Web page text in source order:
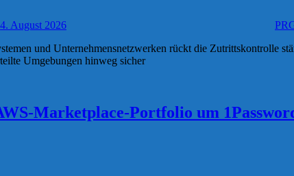
4. August 2026
und Unternehmensnetzwerken rückt die Zutrittskontrolle
Umgebungen hinweg sicher
Marketplace-Portfolio um